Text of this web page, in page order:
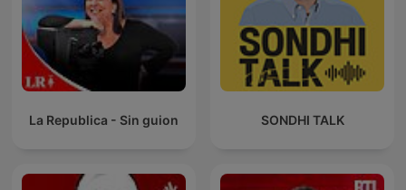
La Republica - Sin guion SONDHI TALK